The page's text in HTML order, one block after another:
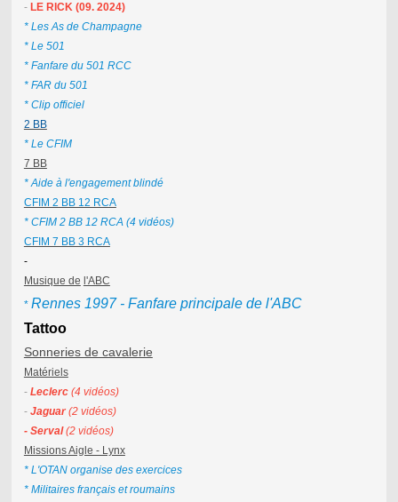
- LE RICK (09. 2024)
* Les As de Champagne
* Le 501
* Fanfare du 501 RCC
* FAR du 501
* Clip officiel
2 BB
* Le CFIM
7 BB
* Aide à l'engagement blindé
CFIM 2 BB 12 RCA
* CFIM 2 BB 12 RCA (4 vidéos)
CFIM 7 BB 3 RCA
-
Musique de l'ABC
* Rennes 1997 - Fanfare principale de l'ABC
Tattoo
Sonneries de cavalerie
Matériels
- Leclerc (4 vidéos)
- Jaguar (2 vidéos)
- Serval(2 vidéos)
Missions Aigle - Lynx
* L'OTAN organise des exercices
* Militaires français et roumains